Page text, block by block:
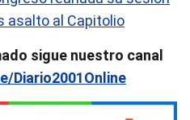
asalto al Capitolio
sigue nuestro canal
Diario2001Online